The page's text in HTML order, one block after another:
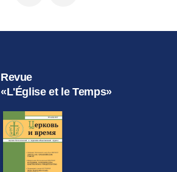
Revue
«L'Église et le Temps»